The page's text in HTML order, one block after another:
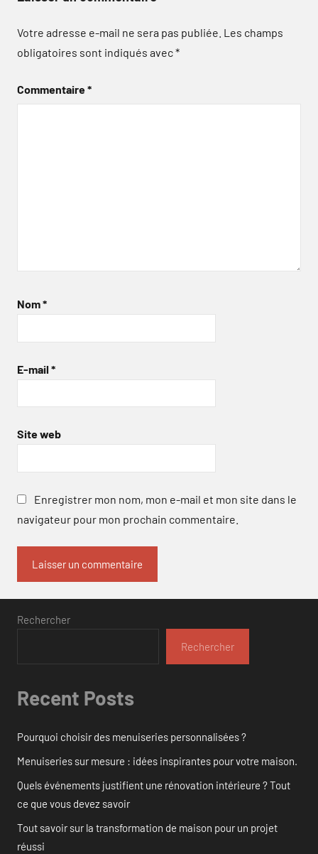
Votre adresse e-mail ne sera pas publiée. Les champs
obligatoires sont indiqués avec*
Commentaire*
Nom*
E-mail *
Site web
Enregistrer mon nom, mon e-mail et mon site dans le
navigateur pour mon prochain commentaire.
Rechercher
Rechercher
Recent Posts
Pourquoi choisir des menuiseries personnalisées ?
Menuiseries sur mesure : idées inspirantes pour votre maison.
Quels événements justifient une rénovation intérieure ? Tout
ce que vous devez savoir
Tout savoir sur la transformation de maison pour un projet
réussi